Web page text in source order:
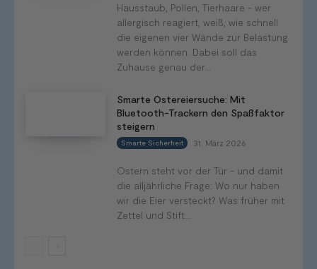
Hausstaub, Pollen, Tierhaare - wer
allergisch reagiert, weiß, wie schnell
die eigenen vier Wände zur Belastung
werden können. Dabei soll das
Zuhause genau der...
Smarte Ostereiersuche: Mit
Bluetooth-Trackern den Spaßfaktor
steigern
Smarte Sicherheit 31. März 2026
Ostern steht vor der Tür - und damit
die alljährliche Frage: Wo nur haben
wir die Eier versteckt? Was früher mit
Zettel und Stift...